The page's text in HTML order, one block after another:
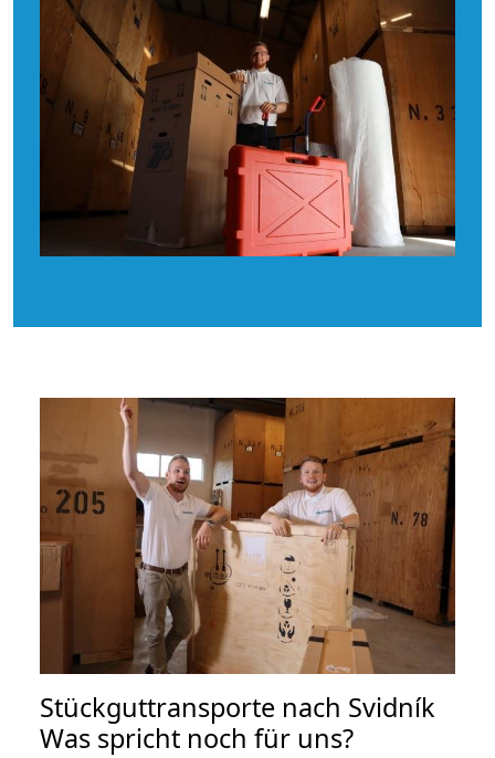
Stückguttransporte nach Svidník
Was spricht noch für uns?